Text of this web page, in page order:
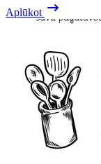
Aplūkot